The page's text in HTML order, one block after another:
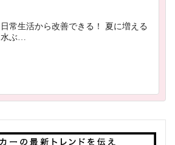
日常生活から改善できる！ 夏に増える
水ぶ…